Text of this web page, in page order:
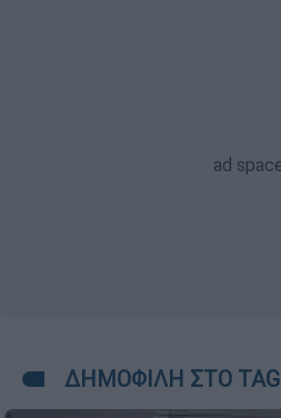
ΔΗΜΟΦΙΛΗ ΣΤΟ TAG